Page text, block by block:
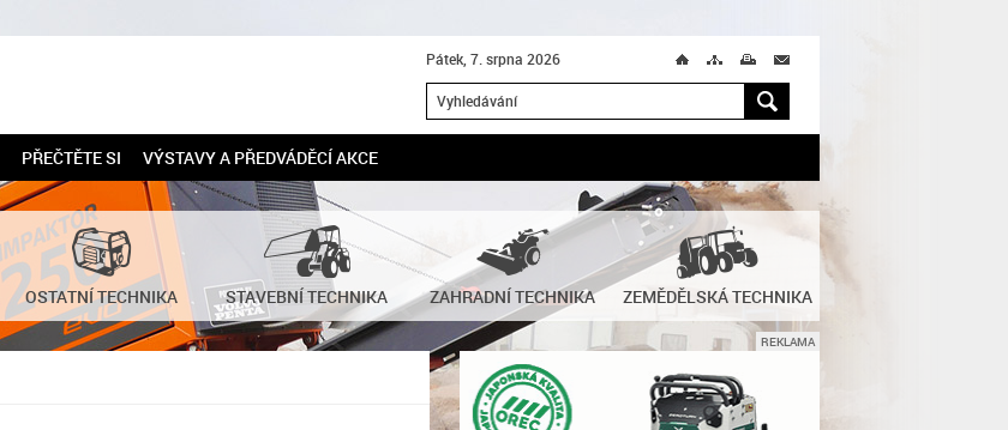
Pátek, 7. srpna 2026 Ú M T M
H
PŘEČTĚTE SI VÝSTAVY A PŘEDVÁDĚCÍ AKCE
OSTATNÍ TECHNIKA STAVEBNÍ TECHNIKA ZAHRADNÍ TECHNIKA ZEMĚDĚLSKÁ TECHNIKA
REKLAMA